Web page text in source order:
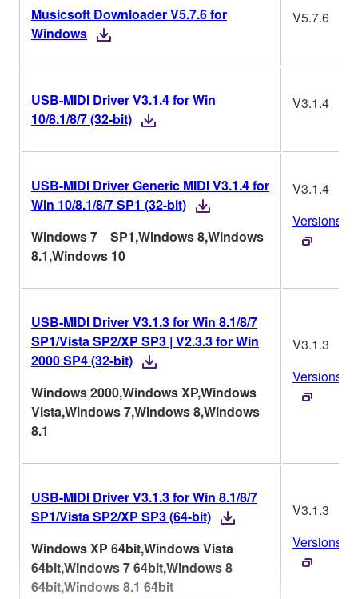
Musicsoft Downloader V5.7.6 for
Windows
V5.7.6
USB-MIDI Driver V3.1.4 for Win
10/8.1/8/7 (32-bit)
V3.1.4
USB-MIDI Driver Generic MIDI V3.1.4 for
Win 10/8.1/8/7 SP1 (32-bit)
Windows 7 SP1,Windows 8,Windows
8.1,Windows 10
V3.1.4
USB-MIDI Driver V3.1.3 for Win 8.1/8/7
SP1/Vista SP2/XP SP3 | V2.3.3 for Win
2000 SP4 (32-bit)
Windows 2000,Windows XP,Windows
Vista,Windows 7,Windows 8,Windows
8.1
V3.1.3
USB-MIDI Driver V3.1.3 for Win 8.1/8/7
SP1/Vista SP2/XP SP3 (64-bit)
Windows XP 64bit,Windows Vista
64bit,Windows 7 64bit,Windows 8
64bit,Windows 8.1 64bit
V3.1.3